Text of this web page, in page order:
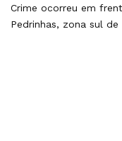
Crime ocorreu em
Pedrinhas, zona sul de